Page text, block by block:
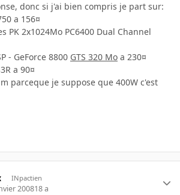
donc si j'ai bien compris je part sur:
a 156¤
PK 2x1024Mo PC6400 Dual Channel
- GeForce 8800 GTS 320 Mo a 230¤
a 90¤
parceque je suppose que 400W c'est
INpactien
200818 a